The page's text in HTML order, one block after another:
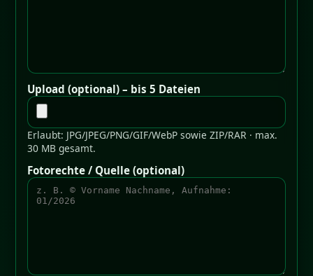
Upload (optional) – bis 5 Dateien
Erlaubt: JPG/JPEG/PNG/GIF/WebP sowie ZIP/RAR · max.
30 MB gesamt.
Fotorechte / Quelle (optional)